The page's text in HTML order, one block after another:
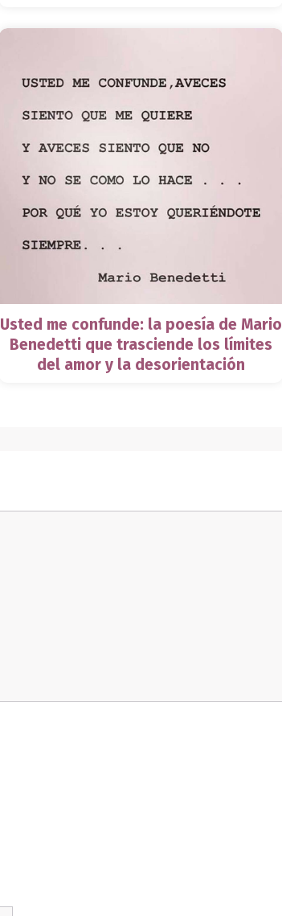
Usted me confunde: la poesía de Mario
Benedetti que trasciende los límites
del amor y la desorientación